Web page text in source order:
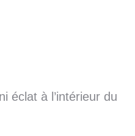
éclat à l’intérieur du